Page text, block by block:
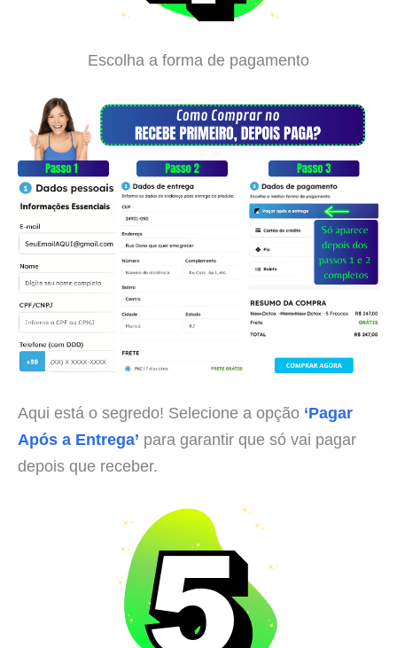
Escolha a forma de pagamento
Aqui está o segredo! Selecione a opção ‘Pagar
Após a Entrega’ para garantir que só vai pagar
depois que receber.